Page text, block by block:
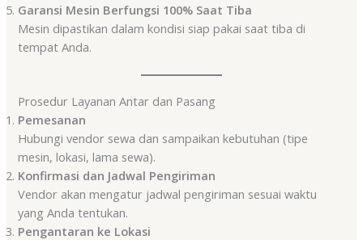
Garansi Mesin Berfungsi 100% Saat Tiba
Mesin dipastikan dalam kondisi siap pakai saat tiba di
tempat Anda.
Prosedur Layanan Antar dan Pasang
Pemesanan
Hubungi vendor sewa dan sampaikan kebutuhan (tipe
mesin, lokasi, lama sewa).
Konfirmasi dan Jadwal Pengiriman
Vendor akan mengatur jadwal pengiriman sesuai waktu
yang Anda tentukan.
Pengantaran ke Lokasi